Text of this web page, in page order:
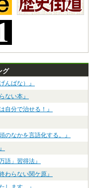
グ
んばな）』
ない本』
自分で治せる！』
のなかを言語化する。』
語」習得法』
わらない関ケ原』